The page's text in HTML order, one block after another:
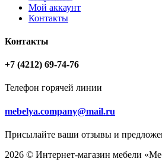
Мой аккаунт
Контакты
Контакты
+7 (4212) 69-74-76
Телефон горячей линии
mebelya.company@mail.ru
Присылайте ваши отзывы и
2026 © Интернет-магазин мебели